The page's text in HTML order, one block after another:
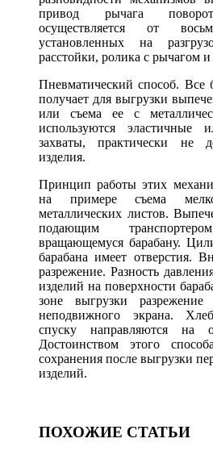
привод рычага
осуществляется от
установленных на
расстойки, ролика с рычагом
Пневматический способ. Все
получает для выгрузки
или съема ее с
используются эластичные
захваты, практически не
изделия.
Принцип работы этих
на примере съема
металлических листов.
подающим
вращающемуся барабану.
барабана имеет отверстия.
разрежение. Разность
изделий на поверхности
зоне выгрузки
неподвижного экрана.
спуску направляются на
Достоинством этого
сохранения после выгрузки
изделий.
ПОХОЖИЕ СТАТЬИ